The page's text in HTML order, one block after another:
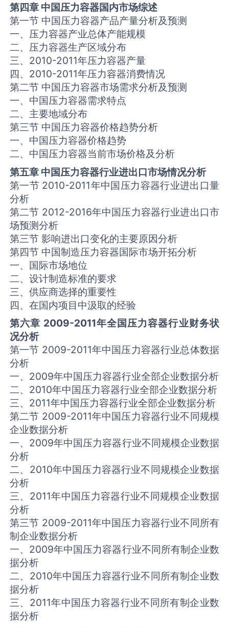
第四章 中国压力容器国内市场综述
第一节 中国压力容器产品产量分析及预测
一、压力容器产业总体产能规模
二、压力容器生产区域分布
三、2010-2011年压力容器产量
四、2010-2011年压力容器消费情况
第二节 中国压力容器市场需求分析及预测
一、中国压力容器需求特点
二、主要地域分布
第三节 中国压力容器价格趋势分析
一、中国压力容器价格趋势
二、中国压力容器当前市场价格及分析
第五章 中国压力容器行业进出口市场情况分析
第一节 2010-2011年中国压力容器行业进出口量
分析
第二节 2012-2016年中国压力容器行业进出口市
场预测分析
第三节 影响进出口变化的主要原因分析
第四节 中国制造压力容器国际市场开拓分析
一、国际市场地位
二、设计制造标准的要求
三、供应商选择的重要性
四、在国内项目中汲取的经验
第六章 2009-2011年全国压力容器行业财务状
况分析
第一节 2009-2011年中国压力容器行业总体数据
分析
一、2009年中国压力容器行业全部企业数据分析
二、2010年中国压力容器行业全部企业数据分析
三、2011年中国压力容器行业全部企业数据分析
第二节 2009-2011年中国压力容器行业不同规模
企业数据分析
一、2009年中国压力容器行业不同规模企业数据
分析
二、2010年中国压力容器行业不同规模企业数据
分析
三、2011年中国压力容器行业不同规模企业数据
分析
第三节 2009-2011年中国压力容器行业不同所有
制企业数据分析
一、2009年中国压力容器行业不同所有制企业数
据分析
二、2010年中国压力容器行业不同所有制企业数
据分析
三、2011年中国压力容器行业不同所有制企业数
据分析